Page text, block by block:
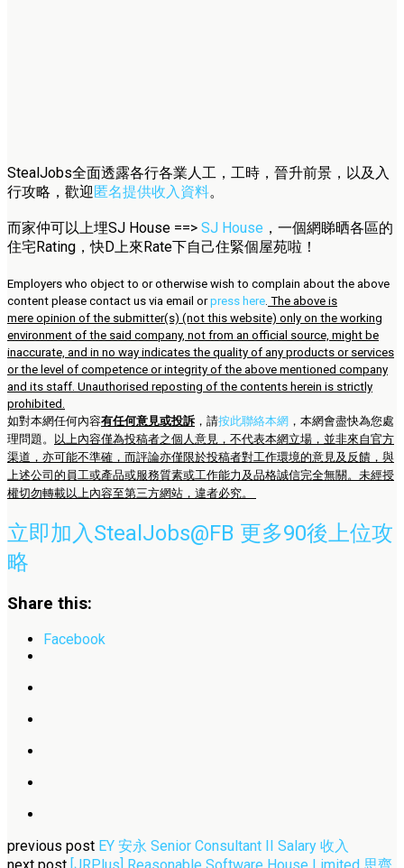
StealJobs全面透露各行各業人工，工時，晉升前景，以及入
行攻略，歡迎匿名提供收入資料。
而家仲可以上埋SJ House ==> SJ House ，一個網睇晒各區的
住宅Rating，快D上來Rate下自己住緊個屋苑啦！
Employers who object to or otherwise wish to complain about the above
content please contact us via email orpress here. The above is
mere opinion of the submitter(s) (not this website) only on the working
environment of the said company, not from an official source, might be
inaccurate, and in no way indicates the quality of any products or services
or the level of competence or integrity of the above mentioned company
and its staff. Unauthorised reposting of the contents herein is strictly
prohibited.
如對本網任何內容有任何意見或投訴 ，請按此聯絡本網 ，本網會盡快為您處
理問題。
以上內容僅為投稿者之個人意見，不代表本網立場，並非來自官方
渠道，亦可能不準確，而評論亦僅限於投稿者對工作環境的意見及反饋，與
上述公司的員工或產品或服務質素或工作能力及品格誠信完全無關。未經授
權切勿轉載以上內容至第三方網站，違者必究。
立即加入StealJobs@FB 更多90後上位攻
略
Share this:
Facebook
previous post EY 安永 Senior Consultant II Salary 收入
next post [JRPlus] Reasonable Software House Limited 思齊